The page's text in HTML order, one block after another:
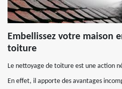
Embellissez votre maison
toiture
Le nettoyage de toiture est une action
En effet, il apporte des avantages